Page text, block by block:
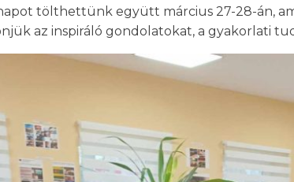
tölthettünk együtt március 27-28-án,
az inspiráló gondolatokat, a gyakorlati